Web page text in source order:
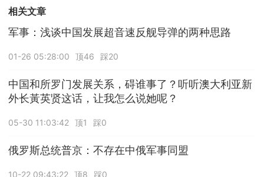
相关文章
军事：浅谈中国发展超音速反舰导弹的两种思路
01-26 05:28:00 顶46 踩20
中国和所罗门发展关系，碍谁事了？听听澳大利亚新
外长黃英贤这话，让我怎么说她呢？
05-30 11:03:42 顶1 踩0
俄罗斯总统普京：不存在中俄军事同盟
10-22 09:43:22 顶8 踩0